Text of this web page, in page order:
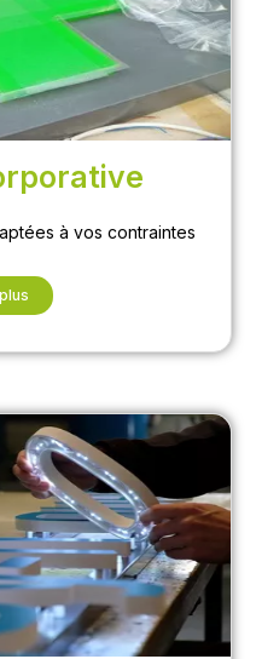
à vos contraintes